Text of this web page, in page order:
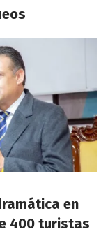
en
400 turistas